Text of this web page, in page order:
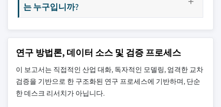
는 누구입니까?
연구 방법론, 데이터 소스 및 검증 프로세스
이 보고서는 직접적인 산업 대화, 독자적인 모델링, 엄격한 교차
검증을 기반으로 한 구조화된 연구 프로세스에 기반하며, 단순
한 데스크 리서치가 아닙니다.